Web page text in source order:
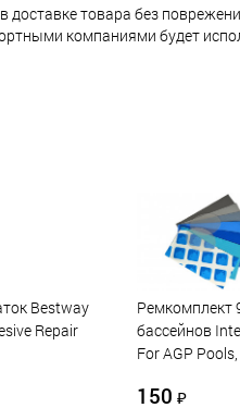
доставке товара без
компаниями будет
Bestway
Repair
Ремкомплект
бассейнов
For AGP
150 ₽